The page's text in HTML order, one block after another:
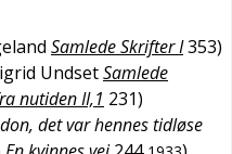
Samlede Skrifter I353)
UndsetSamlede
nutiden II,1 231)
det var hennes tidløse